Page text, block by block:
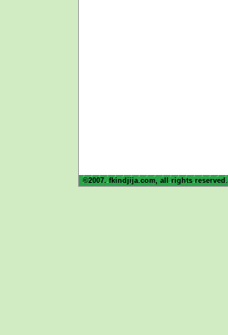
©2007. fkindjija.com, all rights reserved.